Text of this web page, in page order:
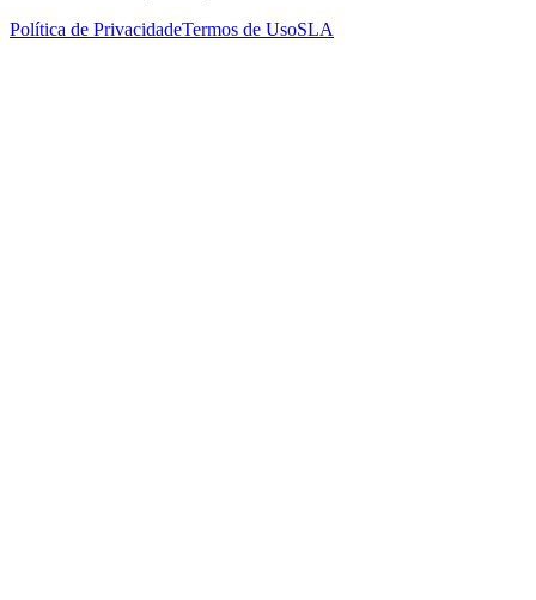
Política de PrivacidadeTermos de UsoSLA